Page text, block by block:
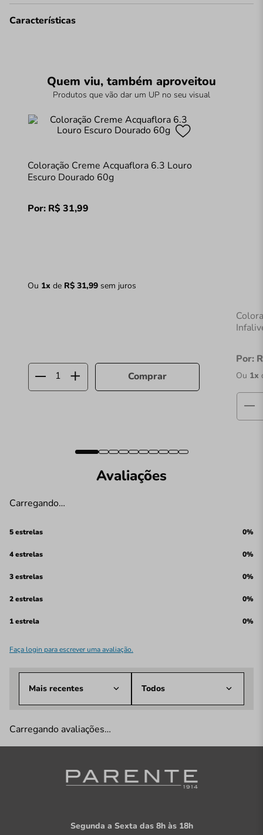
Características
Quem viu, também aproveitou
Produtos que vão dar um UP no seu visual
Coloração Creme Acquaflora 6.3 Louro
Escuro Dourado 60g
Por: R$31,99
Ou 1x de R$ 31,99sem juros
Comprar
Por:
Ou 1x
Avaliações
Carregando…
5 estrelas 0%
4 estrelas 0%
3 estrelas 0%
2 estrelas 0%
1 estrela 0%
Faça login para escrever uma avaliação.
Mais recentes Todos
Carregando avaliações…
Segunda a Sexta das 8h às 18h